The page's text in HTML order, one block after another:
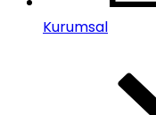
Kurumsal